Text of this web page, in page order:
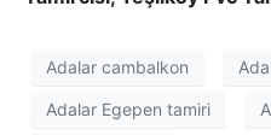
Adalar cambalkon
Adalar Egepen tamiri